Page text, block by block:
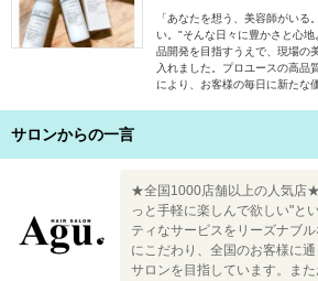
「あなたを想う、美容師がいる
い。"そんな日々に豊かさと心
品開発を目指すうえで、現場の
入れました。プロユースの高品
により、お客様の毎日に新たな
サロンからの一言
★全国1000店舗以上の人気店
っと手軽に楽しんで欲しい"と
ティなサービスをリーズナブ
にこだわり、全国のお客様に
サロンを目指しています。ま